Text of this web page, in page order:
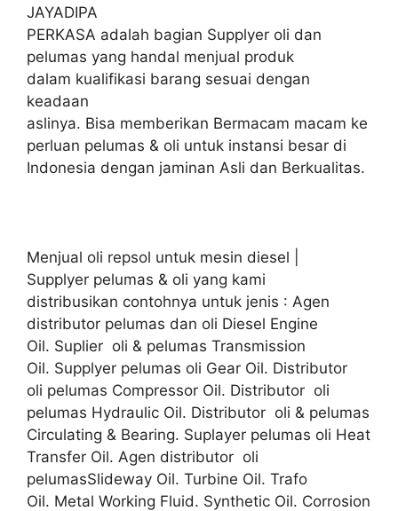
JAYADIPA
PERKASA adalah bagian Supplyer oli dan
pelumas yang handal menjual produk
dalam kualifikasi barang sesuai dengan
keadaan
aslinya. Bisa memberikan Bermacam macam ke
perluan pelumas & oli untuk instansi besar di
Indonesia dengan jaminan Asli dan Berkualitas.
Menjual oli repsol untuk mesin diesel |
Supplyer pelumas & oli yang kami
distribusikan contohnya untuk jenis : Agen
distributor pelumas dan oli Diesel Engine
Oil. Suplier oli & pelumas Transmission
Oil. Supplyer pelumas oli Gear Oil. Distributor
oli pelumas Compressor Oil. Distributor oli
pelumas Hydraulic Oil. Distributor oli & pelumas
Circulating & Bearing. Suplayer pelumas oli Heat
Transfer Oil. Agen distributor oli
pelumasSlideway Oil. Turbine Oil. Trafo
Oil. Metal Working Fluid. Synthetic Oil. Corrosion